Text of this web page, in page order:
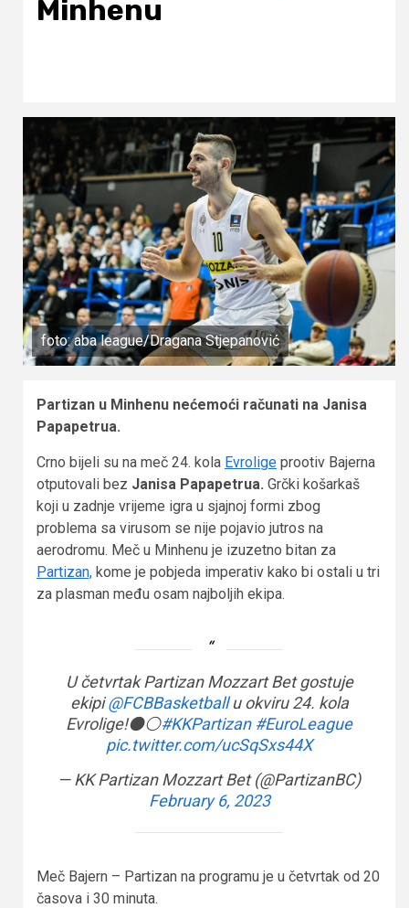
Minhenu
foto: aba league/Dragana Stjepanović
Partizan u Minhenu nećemoći računati na Janisa
Papapetrua.
Crno bijeli su na meč 24. kola Evrolige prootiv Bajerna
otputovali bez Janisa Papapetrua. Grčki košarkaš
koji u zadnje vrijeme igra u sjajnoj formi zbog
problema sa virusom se nije pojavio jutros na
aerodromu. Meč u Minhenu je izuzetno bitan za
Partizan, kome je pobjeda imperativ kako bi ostali u tri
za plasman među osam najboljih ekipa.
U četvrtak Partizan Mozzart Bet gostuje
ekipi@FCBBasketballu okviru 24. kola
Evrolige!⚫️⚪️#KKPartizan #EuroLeague
pic.twitter.com/ucSqSxs44X
— KK Partizan Mozzart Bet (@PartizanBC)
February 6, 2023
Meč Bajern – Partizan na programu je u četvrtak od 20
časova i 30 minuta.